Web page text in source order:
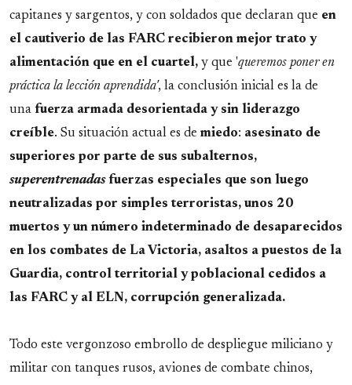
capitanes y sargentos, y con soldados que declaran que en
el cautiverio de las FARC recibieron mejor trato y
alimentación que en el cuartel, y que 'queremos poner en
práctica la lección aprendida', la conclusión inicial es la de
una fuerza armada desorientada y sin liderazgo
creíble. Su situación actual es de miedo: asesinato de
superiores por parte de sus subalternos,
superentrenadasfuerzas especiales que son luego
neutralizadas por simples terroristas, unos 20
muertos y un número indeterminado de desaparecidos
en los combates de La Victoria, asaltos a puestos de la
Guardia, control territorial y poblacional cedidos a
las FARC y al ELN, corrupción generalizada.
Todo este vergonzoso embrollo de despliegue miliciano y
militar con tanques rusos, aviones de combate chinos,